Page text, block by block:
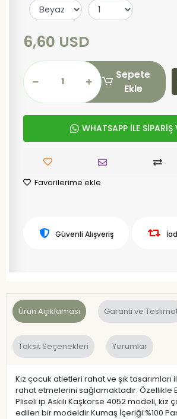
6,60 USD
Sepete
Ekle
WHATSAPP İLE SİPARİŞ
Favorilerime ekle
Güvenli Alışveriş
Ürün Açıklaması Garanti ve
Taksit Seçenekleri Yorumlar
Kız çocuk atletleri rahat ve şık tasarımları
rahat etmelerini sağlamaktadır. Özellikle
Pliseli ip Askılı Kaşkorse 4052 modeli, kız
edilen bir modeldir.Kumaş İçeriği:%100